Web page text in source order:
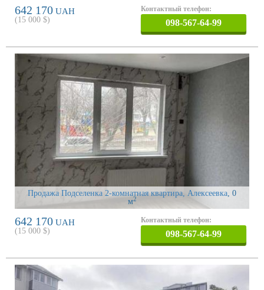
642 170 UAH
(15 000 $)
Контактный телефон:
098-567-64-99
Продажа Подселенка 2-комнатная квартира, Алексеевка , 0
м2
642 170 UAH
(15 000 $)
Контактный телефон:
098-567-64-99